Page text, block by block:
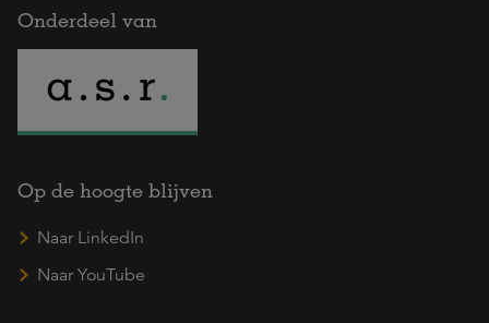
Onderdeel van
Op de hoogte blijven
Naar LinkedIn
Naar YouTube